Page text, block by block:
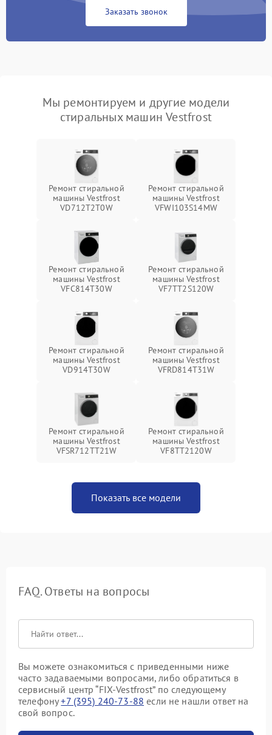
Заказать звонок
Мы ремонтируем и другие модели
стиральных машин Vestfrost
Ремонт стиральной
машины Vestfrost
VD712T2T0W
Ремонт стиральной
машины Vestfrost
VFWI103S14MW
Ремонт стиральной
машины Vestfrost
VFC814T30W
Ремонт стиральной
машины Vestfrost
VF7TT2S120W
Ремонт стиральной
машины Vestfrost
VD914T30W
Ремонт стиральной
машины Vestfrost
VFRD814T31W
Ремонт стиральной
машины Vestfrost
VFSR712TT21W
Ремонт стиральной
машины Vestfrost
VF8TT2120W
Показать все модели
FAQ. Ответы на вопросы
Вы можете ознакомиться с приведенными ниже
часто задаваемыми вопросами, либо обратиться в
сервисный центр “FIX-Vestfrost” по следующему
телефону+7 (395) 240-73-88 если не нашли ответ на
свой вопрос.